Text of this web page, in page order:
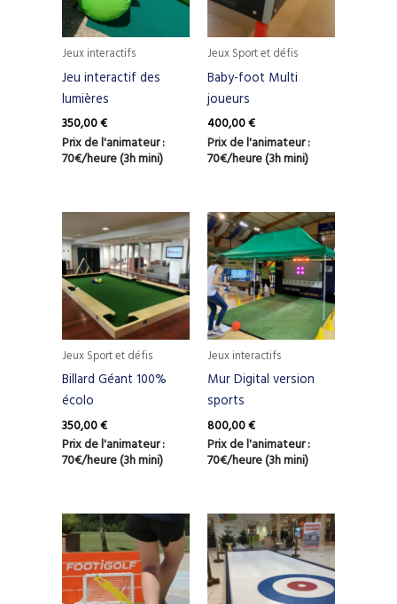
Jeux interactifs
Jeu interactif des
lumières
350,00€
Prix de l'animateur :
70€/heure (3h mini)
Jeux Sport et défis
Baby-foot Multi
joueurs
400,00€
Prix de l'animateur :
70€/heure (3h mini)
Jeux Sport et défis
Billard Géant 100%
écolo
350,00€
Prix de l'animateur :
70€/heure (3h mini)
Jeux interactifs
Mur Digital version
sports
800,00€
Prix de l'animateur :
70€/heure (3h mini)